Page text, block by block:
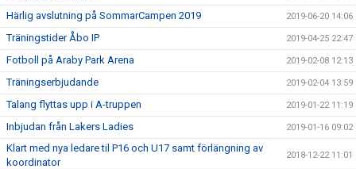
Härlig avslutning på SommarCampen 2019 2019-06-20 14:06
Träningstider Åbo IP 2019-04-25 22:47
Fotboll på Araby Park Arena 2019-02-08 12:13
Träningserbjudande 2019-02-04 13:59
Talang flyttas upp i A-truppen 2019-01-22 11:19
Inbjudan från Lakers Ladies 2019-01-16 09:02
Klart med nya ledare til P16 och U17 samt förlängning av
koordinator
2018-12-22 11:01